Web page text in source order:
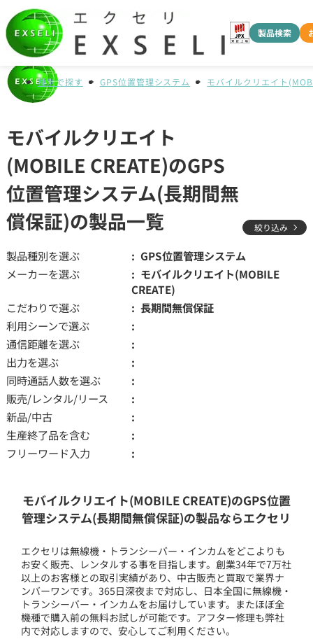
製品検索
種別で探す GPS位置管理システム モバイルクリエイト
モバイルクリエイト
(MOBILE CREATE)のGPS
位置管理システム(長期間無
償保証)の製品一覧
絞り込み
製品種別を選ぶ
GPS位置管理システム
メーカーを選ぶ
モバイルクリエイト(MOBILE
CREATE)
こだわりで選ぶ
長期間無償保証
利用シーンで選ぶ
通信距離を選ぶ
出力を選ぶ
同時通話人数を選ぶ
販売/レンタル/リース
新品/中古
生産終了品を含む
フリーワード入力
モバイルクリエイト(MOBILE CREATE)のGPS位置
管理システム(長期間無償保証)の製品ならエクセリ
エクセリは無線機・トランシーバー・インカムをどこよりも
お安く販売、レンタルする事を目指します。創業34年で7万社
以上のお客様との取引実績があり、中古販売と買取で業界ナ
ンバーワンです。365日深夜まで対応し、日本全国に無線機・
トランシーバー・インカムをお届けしています。またほぼ全
機種で購入前の無料お試しが可能です。アフター修理も弊社
内で対応しますので、安心してご利用ください。